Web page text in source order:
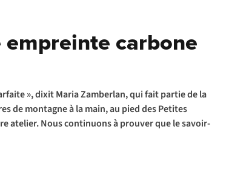
carbone
», dixit Maria Zamberlan, qui fait partie de la
de montagne à la main, au pied des Petites
atelier. Nous continuons à prouver que le savoir-